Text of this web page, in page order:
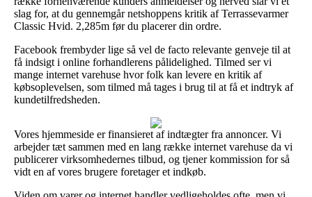
slag for, at du gennemgår netshoppens kritik af Terrassevarmer
Classic Hvid. 2,285m før du placerer din ordre.
Facebook frembyder lige så vel de facto relevante genveje til at
få indsigt i online forhandlerens pålidelighed. Tilmed ser vi
mange internet varehuse hvor folk kan levere en kritik af
købsoplevelsen, som tilmed må tages i brug til at få et indtryk af
kundetilfredsheden.
Vores hjemmeside er finansieret af indtægter fra annoncer. Vi
arbejder tæt sammen med en lang række internet varehuse da vi
publicerer virksomhedernes tilbud, og tjener kommission for så
vidt en af vores brugere foretager et indkøb.